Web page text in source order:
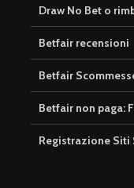
Draw No Bet o
Betfair recensioni
Betfair
Betfair non paga:
Registrazione Siti